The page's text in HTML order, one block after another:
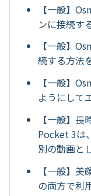
【一般】
ンに接続す
【一般】
続する方法
【一般】
ようにして
【一般】
Pocket 3は
別の動画と
【一般】
の両方で利